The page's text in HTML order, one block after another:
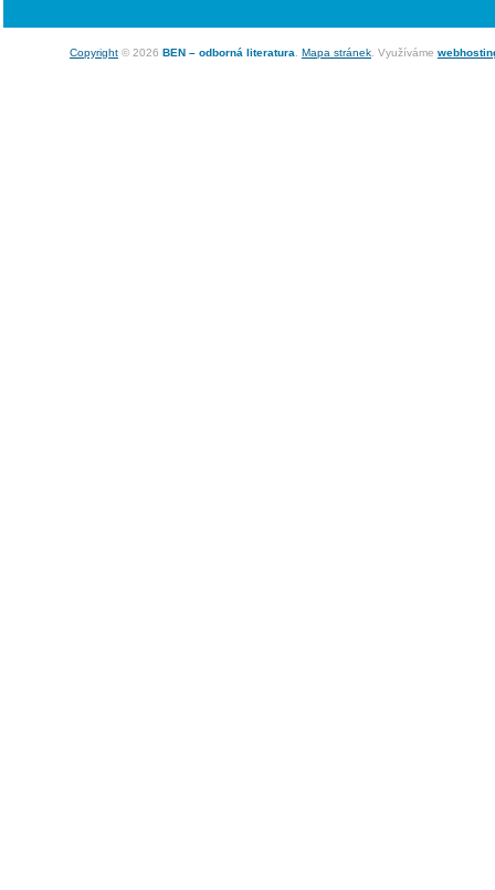
Copyright © 2026 BEN – odborná literatura Mapa stránek . Využíváme